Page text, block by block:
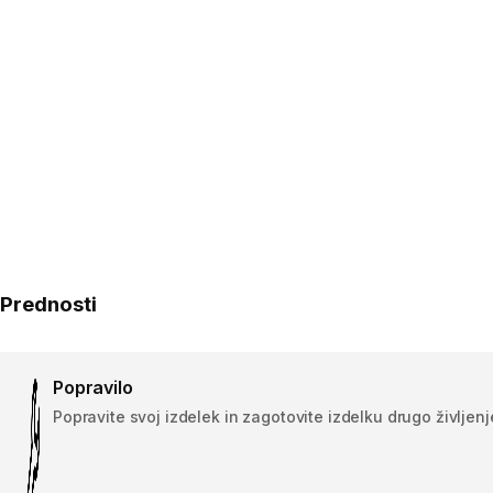
Prednosti
Popravilo
Popravite svoj izdelek in zagotovite izdelku drugo